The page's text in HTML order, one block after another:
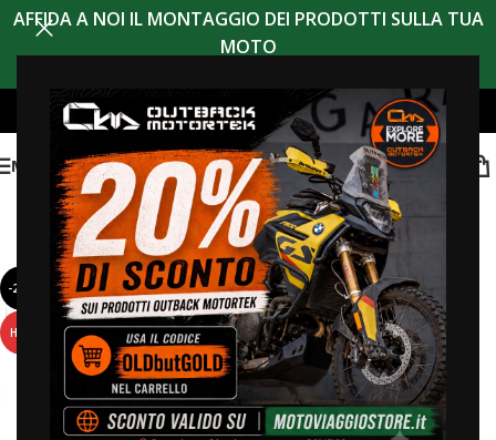
AFFIDA A NOI IL MONTAGGIO DEI PRODOTTI SULLA TUA
MOTO
MENU
-20%
HOT